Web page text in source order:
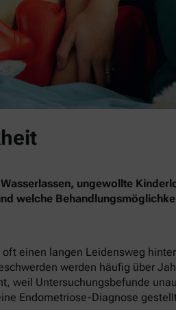
ungewollte
welche
einen langen Leidensweg
werden häufig über
weil Untersuchungsbefunde
Endometriose-Diagnose